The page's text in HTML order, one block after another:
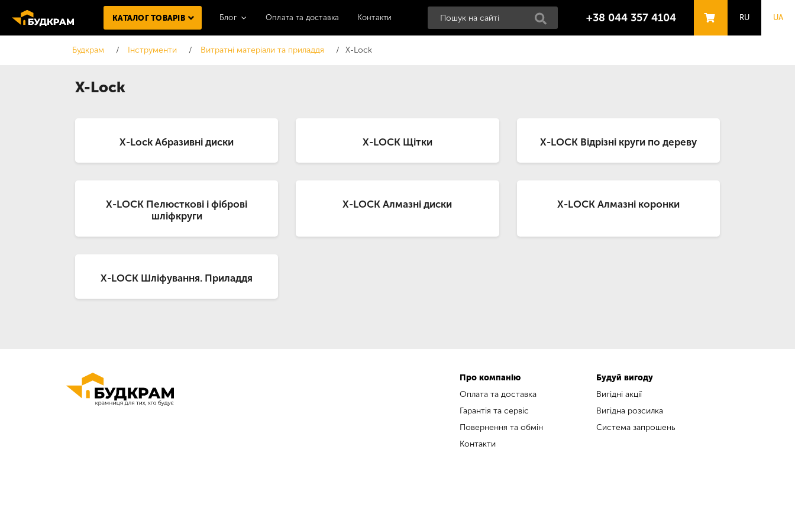
КАТАЛОГ ТОВАРІВ Блог Оплата та доставка Контакти +38 044 357 4104 RU UA
Будкрам Інструменти Витратні матеріали та приладдя X-Lock
X-Lock
X-Lock Абразивні диски X-LOCK Щітки X-LOCK Відрізні круги по дереву
X-LOCK Пелюсткові і фіброві
шліфкруги
X-LOCK Алмазні диски X-LOCK Алмазні коронки
X-LOCK Шліфування. Приладдя
Про компанію
Оплата та доставка
Гарантія та сервіс
Повернення та обмін
Контакти
Будуй вигоду
Вигідні акції
Вигідна розсилка
Система запрошень